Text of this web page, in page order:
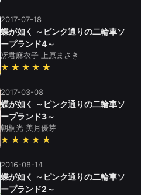
2017-07-18
蝶が如く ～ピンク通りの二輪車ソ
ープランド4～
冴君麻衣子 上原まさき
★★★★★
2017-03-08
蝶が如く ～ピンク通りの二輪車ソ
ープランド3～
朝桐光 美月優芽
★★★★★
2016-08-14
蝶が如く ～ピンク通りの二輪車ソ
ープランド2～